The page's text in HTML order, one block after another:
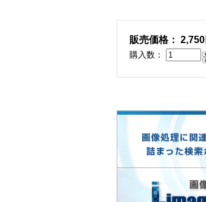
販売価格：
購入数：